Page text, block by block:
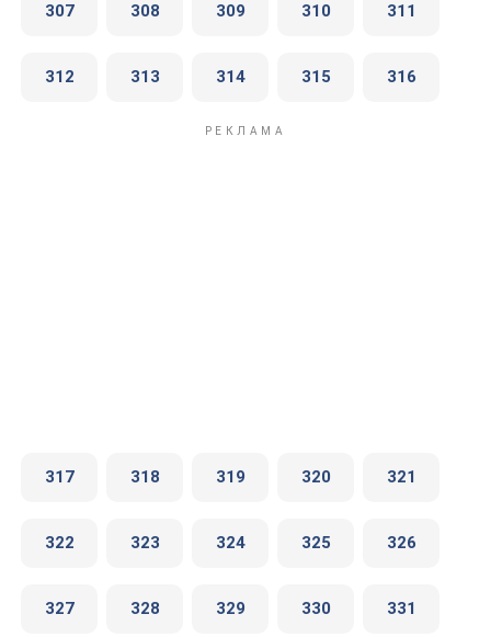
307 308 309 310 311
312 313 314 315 316
317 318 319 320 321
322 323 324 325 326
327 328 329 330 331